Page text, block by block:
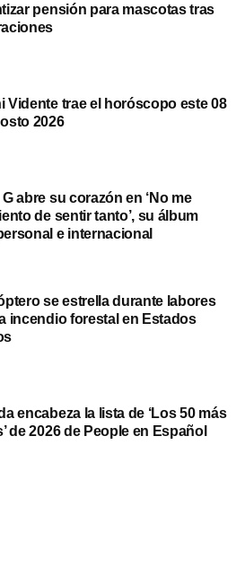
pensión para mascotas tras
Vidente trae el horóscopo este 08
2026
G abre su corazón en ‘No me
de sentir tanto’, su álbum
e internacional
se estrella durante labores
incendio forestal en Estados
encabeza la lista de ‘Los 50 más
de 2026 de People en Español